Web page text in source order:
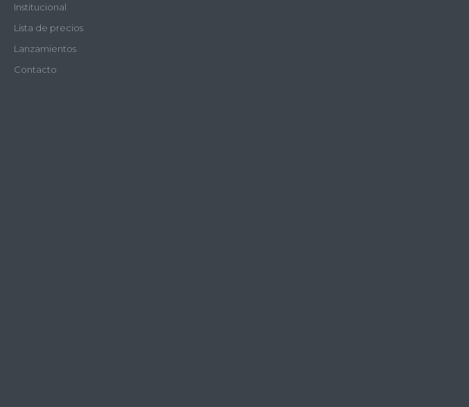
Institucional
Lista de precios
Lanzamientos
Contacto